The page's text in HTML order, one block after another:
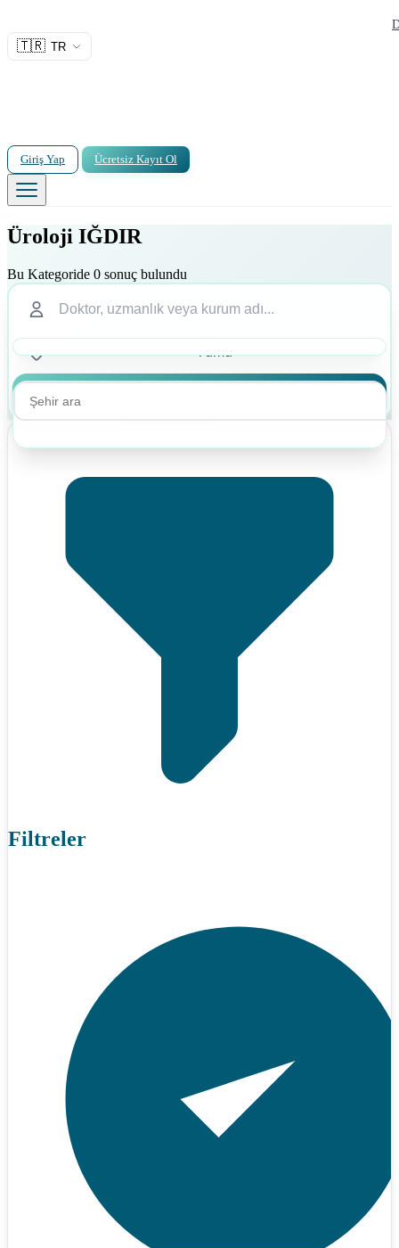
🇹🇷 TR
Giriş Yap Ücretsiz Kayıt Ol
Üroloji IĞDIR
Bu Kategoride 0 sonuç bulundu
Filtreler